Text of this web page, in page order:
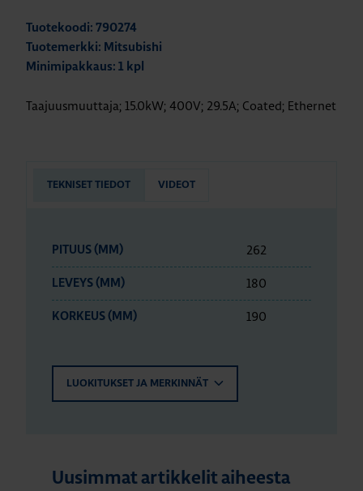
Tuotekoodi: 790274
Tuotemerkki: Mitsubishi
Minimipakkaus: 1 kpl
Taajuusmuuttaja; 15.0kW; 400V; 29.5A; Coated; Ethernet
TEKNISET TIEDOT VIDEOT
PITUUS (MM) 262
LEVEYS (MM) 180
KORKEUS (MM) 190
LUOKITUKSET JA MERKINNÄT
Uusimmat artikkelit aiheesta